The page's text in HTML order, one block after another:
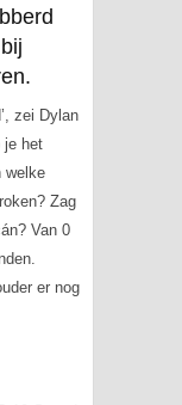
zei Dylan
je het
welke
Zag
Van 0
er nog